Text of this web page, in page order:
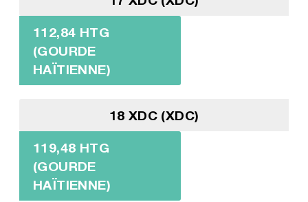
112,84 HTG
(GOURDE
HAÏTIENNE)
18 XDC (XDC)
119,48 HTG
(GOURDE
HAÏTIENNE)